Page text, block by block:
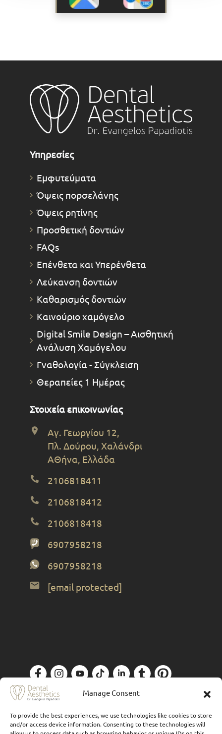
Manage Consent
To provide the best experiences, we use technologies like cookies to store
and/or access device information. Consenting to these technologies will
Υπηρεσίες
Εμφυτεύματα
Όψεις πορσελάνης
Όψεις ρητίνης
Προσθετική δοντιών
FAQs
Επένθετα και Υπερένθετα
Λεύκανση δοντιών
Καθαρισμός δοντιών
Καινούριο χαμόγελο
Digital Smile Design – Αισθητική
Ανάλυση Χαμόγελου
Γναθολογία - Σύγκλειση
Θεραπείες 1 Ημέρας
Στοιχεία επικοινωνίας
Αγ. Γεωργίου 12,
Πλ. Δούρου, Χαλάνδρι
ΑΘήνα, Ελλάδα
2106818411
2106818412
2106818418
6907958218
6907958218
[email protected]
Πολιτική Απορρήτου| Designed by Forthright